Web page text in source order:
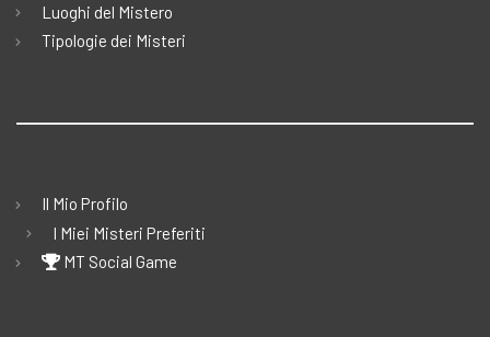
Luoghi del Mistero
Tipologie dei Misteri
Il Mio Profilo
I Miei Misteri Preferiti
MT Social Game